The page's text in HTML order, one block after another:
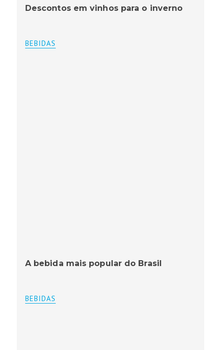
Descontos em vinhos para o inverno
BEBIDAS
A bebida mais popular do Brasil
BEBIDAS